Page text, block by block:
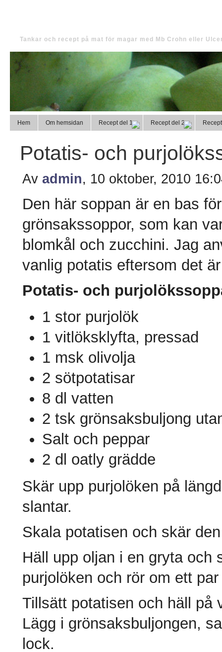
Tankar och recept på mat för magar med Mb Crohn eller
Hem Om hemsidan Recept del 1 Recept del 2
Potatis- och
Av admin, 10 oktober, 2010
Den här soppan är en bas
grönsakssoppor, som kan
blomkål och zucchini. Jag
vanlig potatis eftersom det
Potatis- och
1 stor purjolök
1 vitlöksklyfta, pressad
1 msk olivolja
2 sötpotatisar
8 dl vatten
2 tsk grönsaksbuljong
Salt och peppar
2 dl oatly grädde
Skär upp purjolöken på
slantar.
Skala potatisen och skär
Häll upp oljan i en gryta och
purjolöken och rör om ett
Tillsätt potatisen och häll på
Lägg i grönsaksbuljongen,
lock.